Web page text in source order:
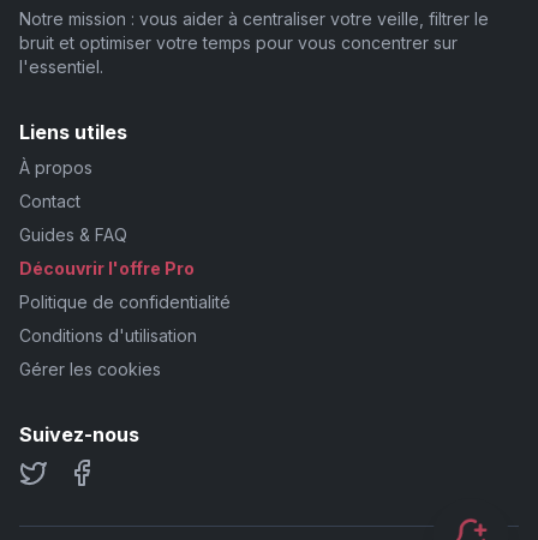
Notre mission : vous aider à centraliser votre veille, filtrer le
bruit et optimiser votre temps pour vous concentrer sur
l'essentiel.
Liens utiles
À propos
Contact
Guides & FAQ
Découvrir l'offre Pro
Politique de confidentialité
Conditions d'utilisation
Gérer les cookies
Suivez-nous